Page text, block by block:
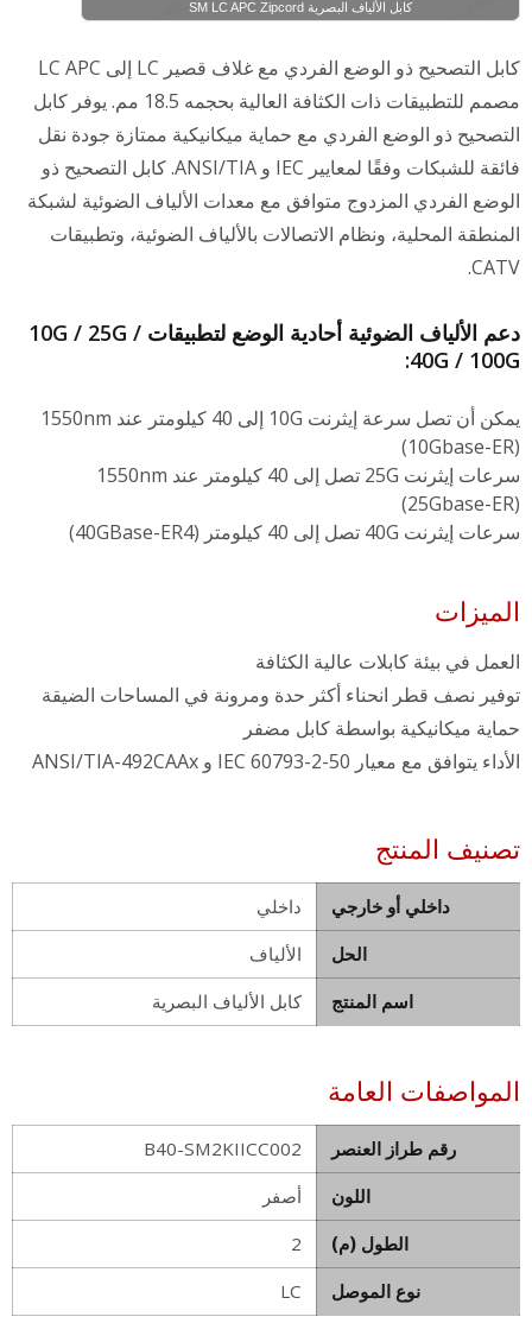
كابل الألياف البصرية SM LC APC Zipcord
كابل التصحيح ذو الوضع الفردي مع غلاف قصير LC إلى LC APC
مصمم للتطبيقات ذات الكثافة العالية بحجمه 18.5 مم. يوفر كابل
التصحيح ذو الوضع الفردي مع حماية ميكانيكية ممتازة جودة نقل
فائقة للشبكات وفقًا لمعايير IEC و ANSI/TIA. كابل التصحيح ذو
الوضع الفردي المزدوج متوافق مع معدات الألياف الضوئية لشبكة
المنطقة المحلية، ونظام الاتصالات بالألياف الضوئية، وتطبيقات
CATV.
دعم الألياف الضوئية أحادية الوضع لتطبيقات 10G / 25G /
40G / 100G:
يمكن أن تصل سرعة إيثرنت 10G إلى 40 كيلومتر عند 1550nm
(10Gbase-ER)
سرعات إيثرنت 25G تصل إلى 40 كيلومتر عند 1550nm
(25Gbase-ER)
سرعات إيثرنت 40G تصل إلى 40 كيلومتر (40GBase-ER4)
الميزات
العمل في بيئة كابلات عالية الكثافة
توفير نصف قطر انحناء أكثر حدة ومرونة في المساحات الضيقة
حماية ميكانيكية بواسطة كابل مضفر
الأداء يتوافق مع معيار IEC 60793-2-50 و ANSI/TIA-492CAAx
تصنيف المنتج
داخلي أو خارجي
داخلي
الحل
الألياف
اسم المنتج
كابل الألياف البصرية
المواصفات العامة
رقم طراز العنصر
B40-SM2KIICC002
اللون
أصفر
الطول (م)
2
نوع الموصل
LC